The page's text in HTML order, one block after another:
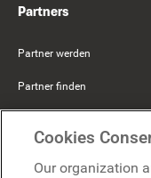
Partners
Partner werden
Partner finden
Cookies
Our organization